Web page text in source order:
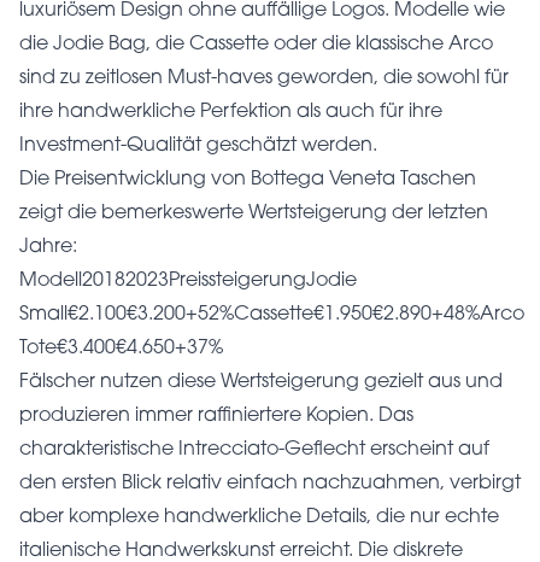
luxuriösem Design ohne auffällige Logos. Modelle wie
die Jodie Bag, die Cassette oder die klassische Arco
sind zu zeitlosen Must-haves geworden, die sowohl für
ihre handwerkliche Perfektion als auch für ihre
Investment-Qualität geschätzt werden.
Die Preisentwicklung von Bottega Veneta Taschen
zeigt die bemerkeswerte Wertsteigerung der letzten
Jahre:
Modell20182023PreissteigerungJodie
Small€2.100€3.200+52%Cassette€1.950€2.890+48%Arco
Tote€3.400€4.650+37%
Fälscher nutzen diese Wertsteigerung gezielt aus und
produzieren immer raffiniertere Kopien. Das
charakteristische Intrecciato-Geflecht erscheint auf
den ersten Blick relativ einfach nachzuahmen, verbirgt
aber komplexe handwerkliche Details, die nur echte
italienische Handwerkskunst erreicht. Die diskrete